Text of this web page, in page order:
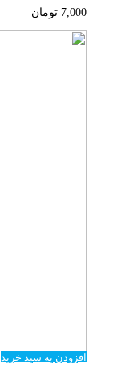
7,000 تومان
افزودن به سبد خرید